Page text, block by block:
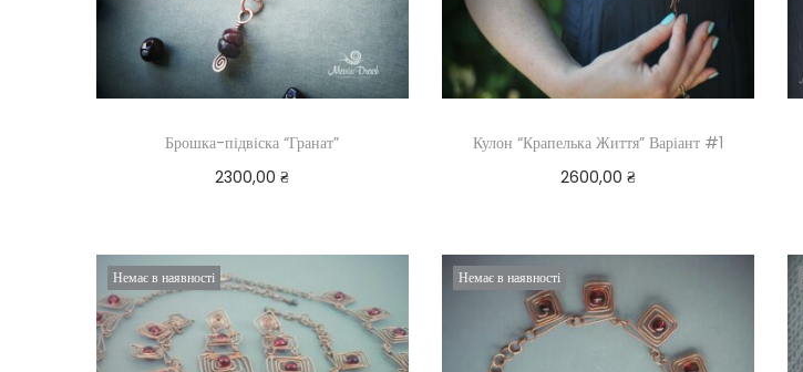
Брошка-підвіска “Гранат”
2300,00₴
Кулон “Крапелька Життя” Варіант #1
2600,00 ₴
Немає в наявності Немає в наявності